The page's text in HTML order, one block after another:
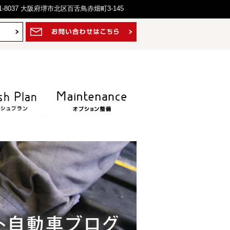
8037 大阪府堺市北区百舌鳥赤畑町3-145